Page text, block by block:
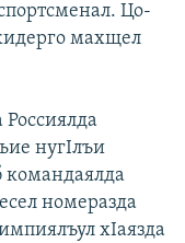
Цо-
махщел
нугIлъи
командаялда
номеразда
хIаязда